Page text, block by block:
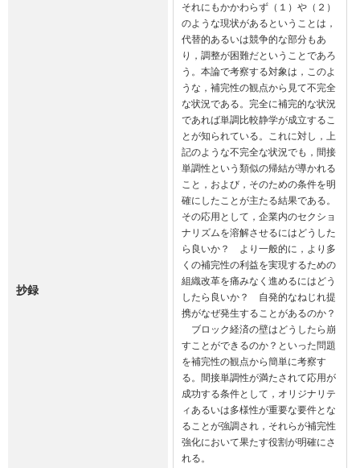
抄録
それにもかかわらず（１）や（２）
のような現状があるということは，
代替的あるいは競争的な部分もあ
り，調整が困難だということであろ
う。本論で考察する対象は，このよ
うな，補完性の観点から見て不完全
な状況である。完全に補完的な状況
であれば単調比較静学が成立するこ
とが知られている。これに対し，上
記のような不完全な状況でも，間接
単調性という類似の帰結が導かれる
こと，および，そのための条件を明
確にしたことが主たる結果である。
その応用として，企業内のセクショ
ナリズムを溶解させるにはどうした
ら良いか？　より一般的に，より多
くの補完性の利益を実現するための
組織改革を痛みなく進めるにはどう
したら良いか？　自発的なねじれ提
携がなぜ発生することがあるのか？
ブロック経済の壁はどうしたら崩
すことができるのか？といった問題
を補完性の観点から簡単に考察す
る。間接単調性が満たされて応用が
成功する条件として，オリジナリテ
ィあるいは多様性が重要な要件とな
ることが強調され，それらが補完性
強化において果たす役割が明確にさ
れる。